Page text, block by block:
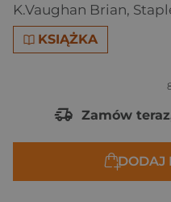
K.Vaughan Brian,
KSIĄŻKA
Zamów
DODAJ